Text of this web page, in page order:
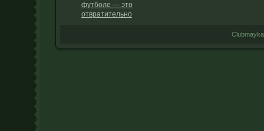
футболе — это
отвратительно